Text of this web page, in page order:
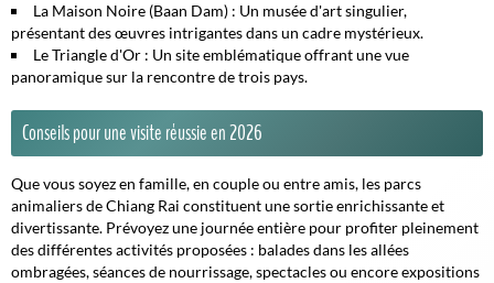
La Maison Noire (Baan Dam) : Un musée d'art singulier,
présentant des œuvres intrigantes dans un cadre mystérieux.
Le Triangle d'Or : Un site emblématique offrant une vue
panoramique sur la rencontre de trois pays.
Conseils pour une visite réussie en 2026
Que vous soyez en famille, en couple ou entre amis, les parcs
animaliers de Chiang Rai constituent une sortie enrichissante et
divertissante. Prévoyez une journée entière pour profiter pleinement
des différentes activités proposées : balades dans les allées
ombragées, séances de nourrissage, spectacles ou encore expositions